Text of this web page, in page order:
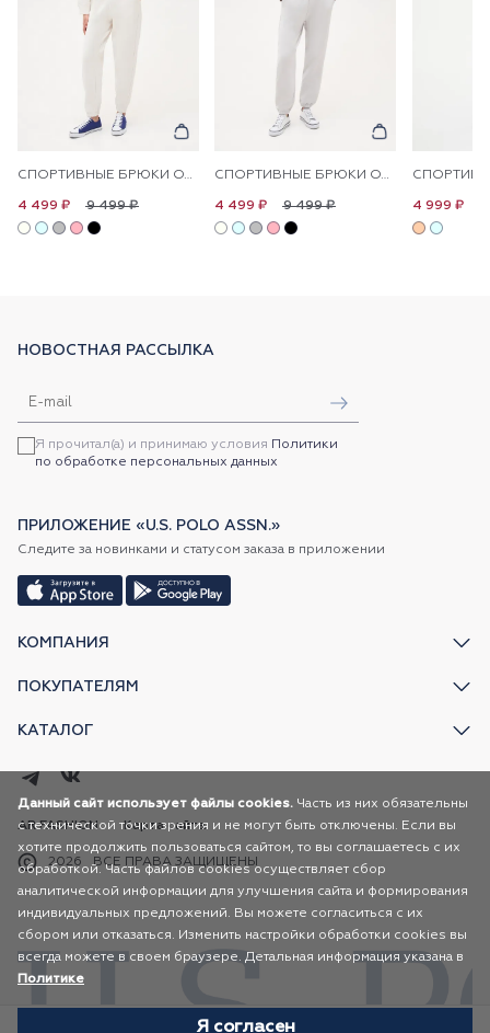
СПОРТИВНЫЕ БРЮКИ ОДНОТОННЫЕ
9 499 ₽
4 499 ₽
СПОРТИВНЫЕ БРЮКИ ОДНОТОННЫЕ
9 499 ₽
4 499 ₽ 4 999 ₽
КОМПАНИЯ
ПОКУПАТЕЛЯМ
КАТАЛОГ
НОВОСТНАЯ РАССЫЛКА
Я прочитал(а) и принимаю условия Политики
по обработке персональных данных
ПРИЛОЖЕНИЕ «U.S. POLO ASSN.»
Следите за новинками и статусом заказа в приложении
2026 ВСЕ ПРАВА ЗАЩИЩЕНЫ
AR FASHION Карта сайта
Данный сайт использует файлы cookies. Часть из них обязательны
с технической точки зрения и не могут быть отключены. Если вы
хотите продолжить пользоваться сайтом, то вы соглашаетесь с их
обработкой. Часть файлов cookies осуществляет сбор
аналитической информации для улучшения сайта и формирования
индивидуальных предложений. Вы можете согласиться с их
сбором или отказаться. Изменить настройки обработки cookies вы
всегда можете в своем браузере. Детальная информация указана в
Политике
Я согласен